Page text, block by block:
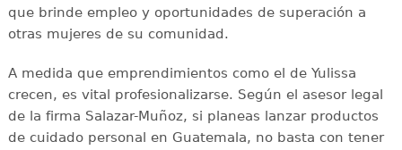
que brinde empleo y oportunidades de superación a
otras mujeres de su comunidad.
A medida que emprendimientos como el de Yulissa
crecen, es vital profesionalizarse. Según el asesor legal
de la firma Salazar-Muñoz, si planeas lanzar productos
de cuidado personal en Guatemala, no basta con tener